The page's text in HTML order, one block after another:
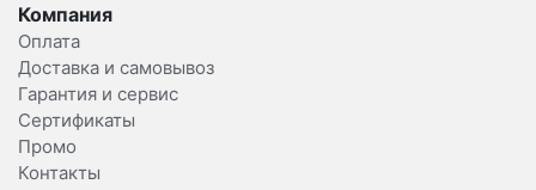
Компания
Оплата
Доставка и самовывоз
Гарантия и сервис
Сертификаты
Промо
Контакты